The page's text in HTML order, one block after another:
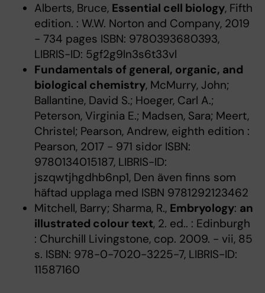
Alberts, Bruce, Essential cell biology, Fifth
edition. : W.W. Norton and Company, 2019
- 734 pages ISBN: 9780393680393,
LIBRIS-ID: 5gf2g9ln3s6t33vl
Fundamentals of general, organic, and
biological chemistry, McMurry, John;
Ballantine, David S.; Hoeger, Carl A.;
Peterson, Virginia E.; Madsen, Sara; Meert,
Christel; Pearson, Andrew, eighth edition :
Pearson, 2017 - 971 sidor ISBN:
9780134015187, LIBRIS-ID:
jszqwtjhgdhb6np1, Den även finns som
häftad upplaga med ISBN 9781292123462
Mitchell, Barry; Sharma, R., Embryology: an
illustrated colour text, 2. ed.. : Edinburgh
: Churchill Livingstone, cop. 2009. - vii, 85
s. ISBN: 978-0-7020-3225-7, LIBRIS-ID:
11587160